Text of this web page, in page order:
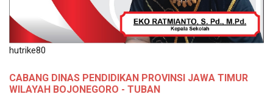
hutrike80
CABANG DINAS PENDIDIKAN PROVINSI JAWA TIMUR
WILAYAH BOJONEGORO - TUBAN